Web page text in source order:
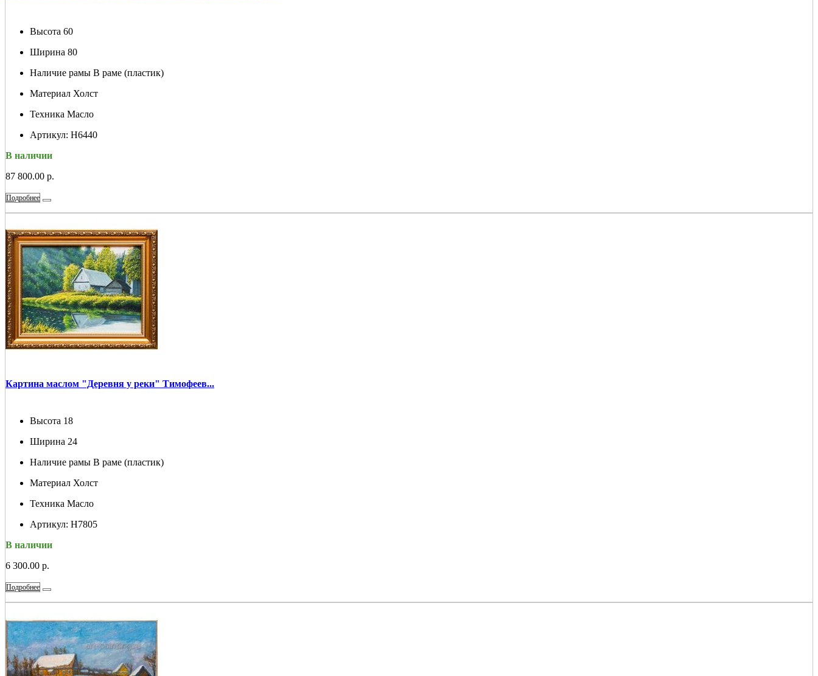
Высота 60
Ширина 80
Наличие рамы В раме (пластик)
Материал Холст
Техника Масло
Артикул: Н6440
В наличии
87 800.00 р.
Подробнее
Картина маслом "Деревня у реки" Тимофеев...
Высота 18
Ширина 24
Наличие рамы В раме (пластик)
Материал Холст
Техника Масло
Артикул: Н7805
В наличии
6 300.00 р.
Подробнее